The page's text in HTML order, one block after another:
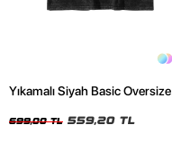
Yıkamalı Siyah Basic Oversize
699,00 TL 559,20 TL